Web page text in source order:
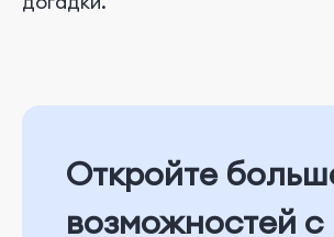
Откройте
возможностей с